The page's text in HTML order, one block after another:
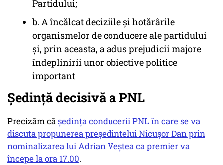
Partidului;
b. A încălcat deciziile și hotărârile
organismelor de conducere ale partidului
și, prin aceasta, a adus prejudicii majore
îndeplinirii unor obiective politice
important
Ședință decisivă a PNL
Precizăm căședința conducerii PNL în care se va
discuta propunerea președintelui Nicușor Dan prin
nominalizarea lui Adrian Veștea ca premier va
începe la ora 17.00.